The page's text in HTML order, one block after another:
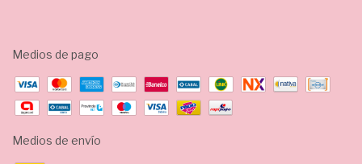
Medios de pago
Medios de envío